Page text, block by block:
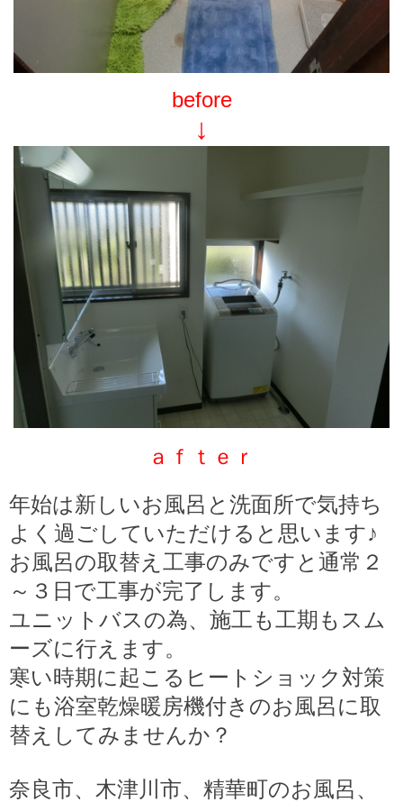
before
↓
ａｆｔｅｒ
年始は新しいお風呂と洗面所で気持ち
よく過ごしていただけると思います♪
お風呂の取替え工事のみですと通常２
～３日で工事が完了します。
ユニットバスの為、施工も工期もスム
ーズに行えます。
寒い時期に起こるヒートショック対策
にも浴室乾燥暖房機付きのお風呂に取
替えしてみませんか？
奈良市、木津川市、精華町のお風呂、